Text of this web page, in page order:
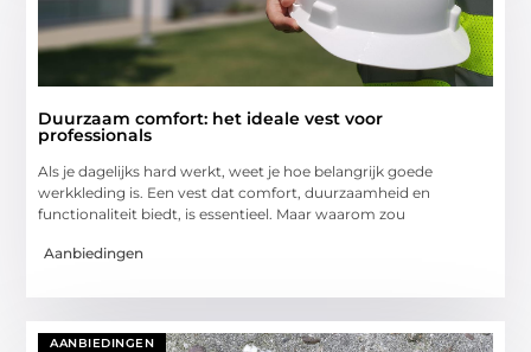
Duurzaam comfort: het ideale vest voor
professionals
Als je dagelijks hard werkt, weet je hoe belangrijk goede
werkkleding is. Een vest dat comfort, duurzaamheid en
functionaliteit biedt, is essentieel. Maar waarom zou
Aanbiedingen
AANBIEDINGEN